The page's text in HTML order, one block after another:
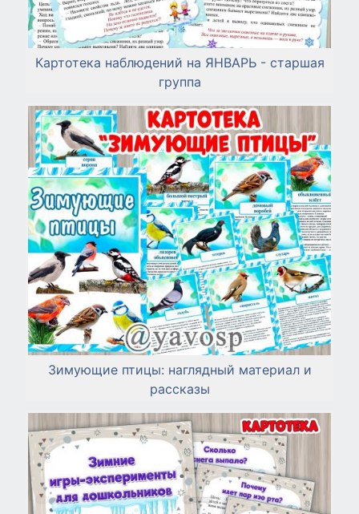
Картотека наблюдений на ЯНВАРЬ - старшая
группа
Зимующие птицы: наглядный материал и
рассказы